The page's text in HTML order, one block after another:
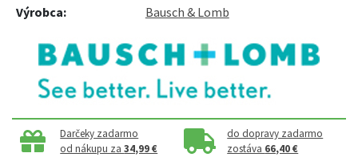
Výrobca: Bausch & Lomb
Darčeky zadarmo
od nákupu za34,99 €
do dopravy zadarmo
zostáva 66,40 €